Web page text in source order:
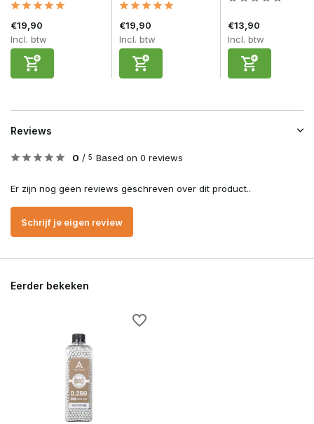
€19,90
Incl. btw
€19,90
Incl. btw
€13,90
Incl. btw
Reviews
0 / 5 Based on 0 reviews
Er zijn nog geen reviews geschreven over dit product..
Schrijf je eigen review
Eerder bekeken